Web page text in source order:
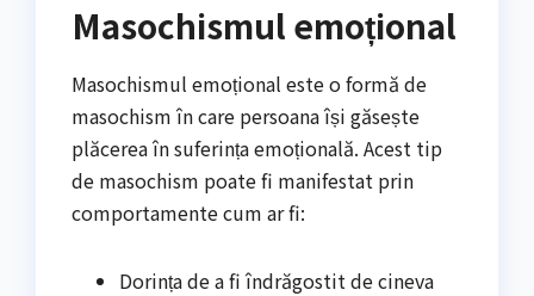
Masochismul emoțional
Masochismul emoțional este o formă de
masochism în care persoana își găsește
plăcerea în suferința emoțională. Acest tip
de masochism poate fi manifestat prin
comportamente cum ar fi:
Dorința de a fi îndrăgostit de cineva